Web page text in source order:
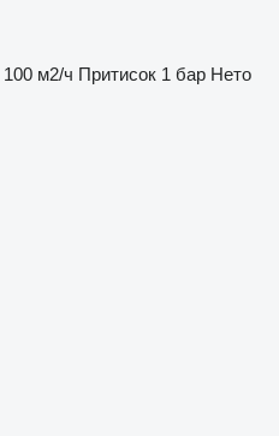
100 м2/ч Притисок 1 бар Нето